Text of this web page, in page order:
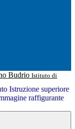
Istituto di